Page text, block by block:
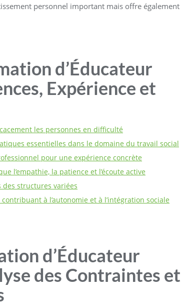
personnel important mais offre également
d’Éducateur
Expérience et
les personnes en difficulté
essentielles dans le domaine du travail social
pour une expérience concrète
l’empathie, la patience et l’écoute active
structures variées
à l’autonomie et à l’intégration sociale
d’Éducateur
des Contraintes et